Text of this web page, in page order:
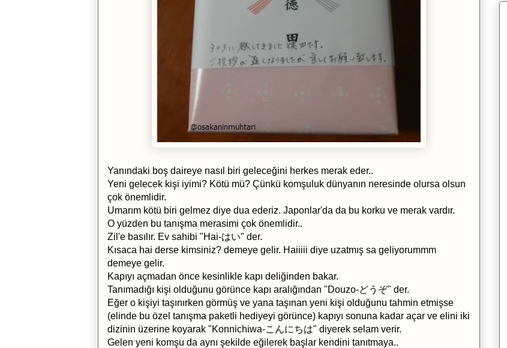
Yanındaki boş daireye nasıl biri geleceğini herkes merak eder..
Yeni gelecek kişi iyimi? Kötü mü? Çünkü komşuluk dünyanın neresinde olursa olsun
çok önemlidir.
Umarım kötü biri gelmez diye dua ederiz. Japonlar'da da bu korku ve merak vardır.
O yüzden bu tanışma merasimi çok önemlidir..
Zil'e basılır. Ev sahibi "Hai-はい" der.
Kısaca hai derse kimsiniz? demeye gelir. Haiiiii diye uzatmış sa geliyorummm
demeye gelir.
Kapıyı açmadan önce kesinlikle kapı deliğinden bakar.
Tanımadığı kişi olduğunu görünce kapı aralığından "Douzo-どうぞ" der.
Eğer o kişiyi taşınırken görmüş ve yana taşınan yeni kişi olduğunu tahmin etmişse
(elinde bu özel tanışma paketli hediyeyi görünce) kapıyı sonuna kadar açar ve elini iki
dizinin üzerine koyarak "Konnichiwa-こんにちは" diyerek selam verir.
Gelen yeni komşu da aynı şekilde eğilerek başlar kendini tanıtmaya..